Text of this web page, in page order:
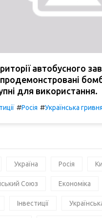
автобусного
для використання.
#Росія #Українська гривня
Україна Росія
Союз Економіка
Інвестиції